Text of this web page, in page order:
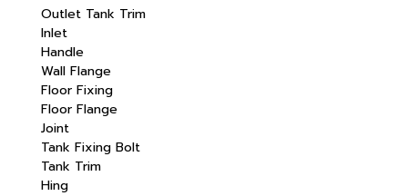
Outlet Tank Trim
Inlet
Handle
Wall Flange
Floor Fixing
Floor Flange
Joint
Tank Fixing Bolt
Tank Trim
Hing